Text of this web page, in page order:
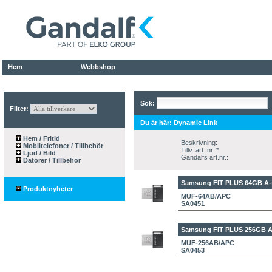
Hem Webbshop
Filter:
Hem / Fritid
Mobiltelefoner / Tillbehör
Ljud / Bild
Datorer / Tillbehör
Produktnyheter
Sök:
Du är här: Dynamic Link
Beskrivning:
Tillv. art. nr.:*
Gandalfs art.nr.:
Samsung FIT PLUS 64GB
MUF-64AB/APC
SA0451
Samsung FIT PLUS 256GB
MUF-256AB/APC
SA0453